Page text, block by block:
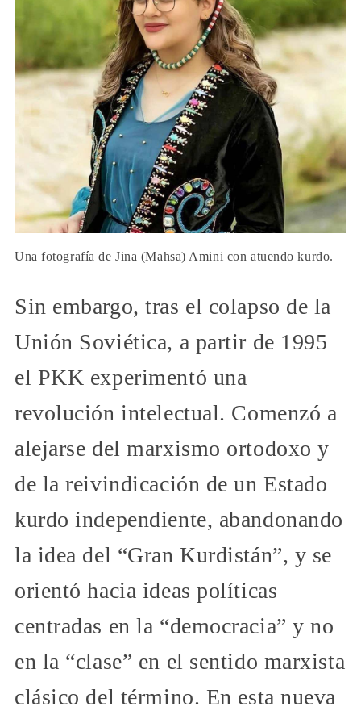
Una fotografía de Jina (Mahsa) Amini con atuendo kurdo.
Sin embargo, tras el colapso de la
Unión Soviética, a partir de 1995
el PKK experimentó una
revolución intelectual. Comenzó a
alejarse del marxismo ortodoxo y
de la reivindicación de un Estado
kurdo independiente, abandonando
la idea del “Gran Kurdistán”, y se
orientó hacia ideas políticas
centradas en la “democracia” y no
en la “clase” en el sentido marxista
clásico del término. En esta nueva